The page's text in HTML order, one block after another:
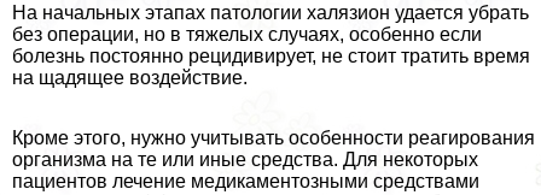
На начальных этапах патологии халязион удается убрать
без операции, но в тяжелых случаях, особенно если
болезнь постоянно рецидивирует, не стоит тратить время
на щадящее воздействие.
Кроме этого, нужно учитывать особенности реагирования
организма на те или иные средства. Для некоторых
пациентов лечение медикаментозными средствами